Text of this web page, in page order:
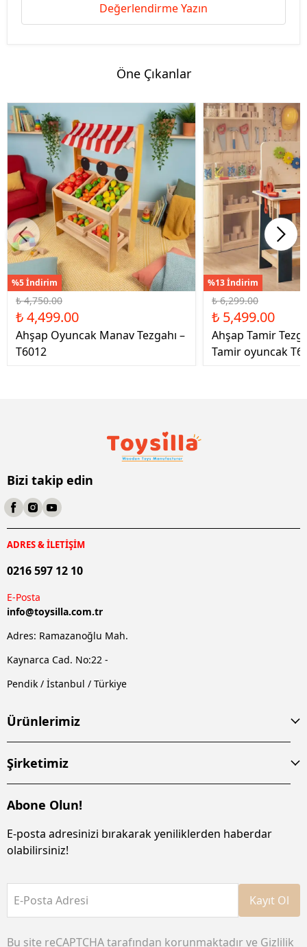
Değerlendirme Yazın
Öne Çıkanlar
%5 İndirim
₺ 4,750.00
₺ 4,499.00
Ahşap Oyuncak Manav Tezgahı –
T6012
%13 İndirim
₺ 6,299.00
₺ 5,499.00
Ahşap Tamir
Tamir oyuncak
Bizi takip edin
ADRES & İLETİŞİM
0216 597 12 10
E-Posta
info@toysilla.com.tr
Adres: Ramazanoğlu Mah.
Kaynarca Cad. No:22 -
Pendik / İstanbul / Türkiye
Ürünlerimiz
Şirketimiz
Abone Olun!
E-posta adresinizi bırakarak yeniliklerden haberdar
olabilirsiniz!
E-Posta Adresi Kayıt Ol
Bu site reCAPTCHA tarafından korunmaktadır ve Gizlilik